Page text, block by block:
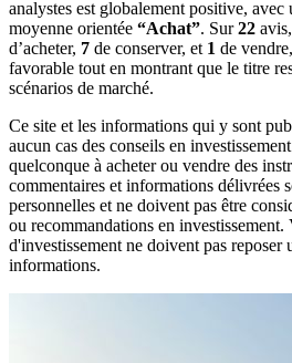
analystes est globalement positive, avec
moyenne orientée “Achat”. Sur 22 avis,
d’acheter, 7 de conserver, et 1 de
favorable tout en montrant que le titre
scénarios de marché.
Ce site et les informations qui y sont
aucun cas des conseils en
quelconque à acheter ou vendre des
commentaires et informations délivrées
personnelles et ne doivent pas être
ou recommandations en investissement.
d'investissement ne doivent pas reposer
informations.